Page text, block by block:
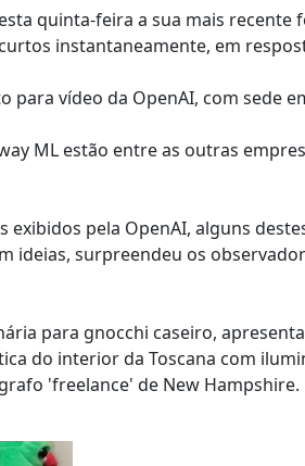
quinta-feira a sua mais
instantaneamente, em
para vídeo da OpenAI, com sede
ML estão entre as outras
exibidos pela OpenAI, alguns
ideias, surpreendeu os
para gnocchi caseiro,
do interior da Toscana com
'freelance' de New Hampshire.